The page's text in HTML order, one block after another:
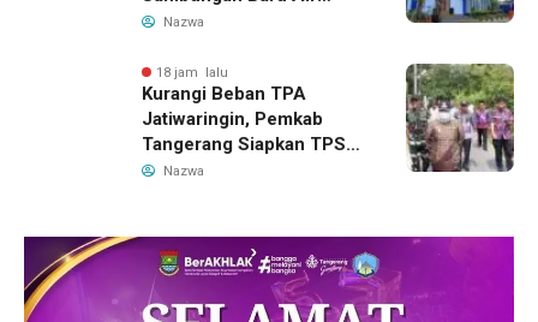
Bersih Dipangkas Jadi
Nazwa
18 jam lalu
Kurangi Beban TPA
Jatiwaringin, Pemkab
Tangerang Siapkan TPS3R
Baru di Tigaraksa
Nazwa